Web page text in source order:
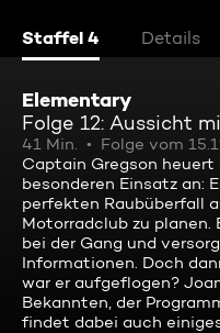
Staffel 4 Details
Elementary
Folge 12: Aussicht
41 Min. Folge vom
Captain Gregson heuert
besonderen Einsatz an:
perfekten Raubüberfall
Motorradclub zu
bei der Gang und
Informationen. Doch
war er aufgeflogen?
Bekannten, der
findet dabei auch